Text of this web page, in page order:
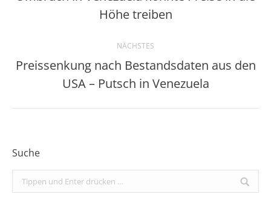
Beitrag:
Höhe treiben
NÄCHSTES
Nächster
Beitrag:
Preissenkung nach Bestandsdaten aus den
USA – Putsch in Venezuela
Suche
Search: